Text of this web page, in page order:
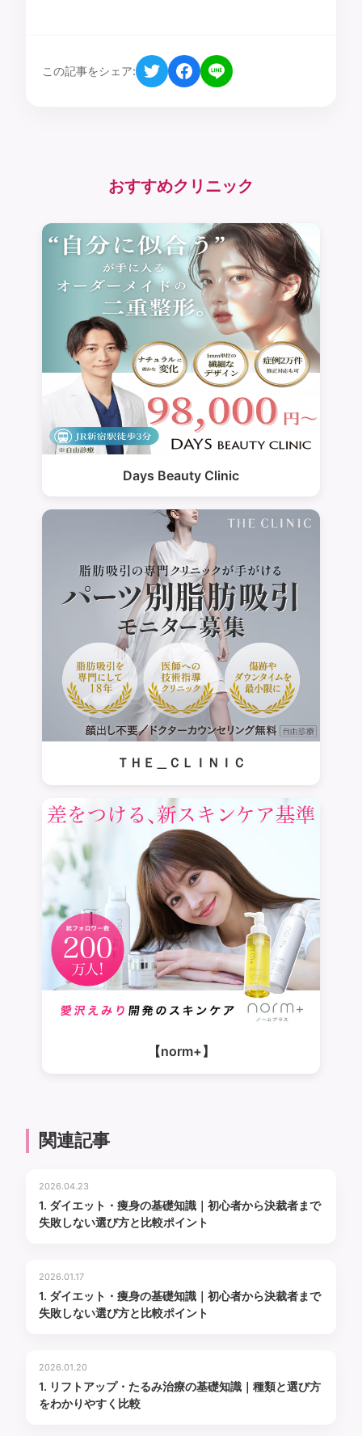
この記事をシェア:
おすすめクリニック
Days Beauty Clinic
ＴＨＥ＿ＣＬＩＮＩＣ
【norm+】
関連記事
2026.04.23
1. ダイエット・痩身の基礎知識｜初心者から決裁者まで
失敗しない選び方と比較ポイント
2026.01.17
1. ダイエット・痩身の基礎知識｜初心者から決裁者まで
失敗しない選び方と比較ポイント
2026.01.20
1. リフトアップ・たるみ治療の基礎知識｜種類と選び方
をわかりやすく比較